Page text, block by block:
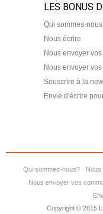
LES BONUS
Qui sommes-
Nous écrire
Nous envoyer
Nous envoyer
Souscrire à la
Envie d'écrire
Qui sommes-nous? Nous
Nous envoyer vos
Copyright © 2015